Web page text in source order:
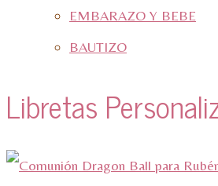
EMBARAZO Y BEBE
BAUTIZO
Libretas